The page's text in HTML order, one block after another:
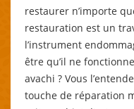
restaurer n’importe
restauration est un
l’instrument
être qu’il ne
avachi ? Vous
touche de réparation